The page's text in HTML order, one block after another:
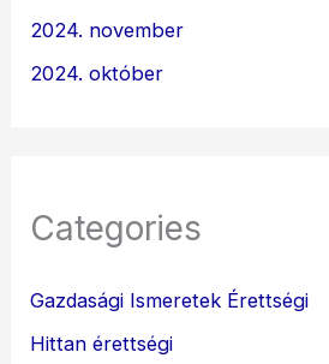
2024. november
2024. október
Categories
Gazdasági Ismeretek Érettségi
Hittan érettségi